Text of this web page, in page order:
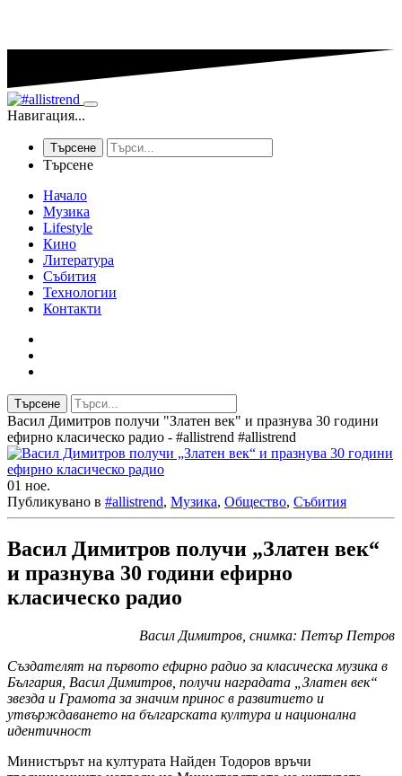
Навигация...
Търсене
Търсене
Начало
Музика
Lifestyle
Кино
Литература
Събития
Технологии
Контакти
Търсене
Васил Димитров получи "Златен век" и празнува 30 години
ефирно класическо радио - #allistrend #allistrend
01 ное.
Публикувано в #allistrend, Музика, Общество, Събития
Васил Димитров получи „Златен век“
и празнува 30 години ефирно
класическо радио
Васил Димитров, снимка: Петър Петров
Създателят на първото ефирно радио за класическа музика в
България, Васил Димитров, получи наградата „Златен век“
звезда и Грамота за значим принос в развитието и
утвърждаването на българската култура и национална
идентичност
Министърът на културата Найден Тодоров връчи